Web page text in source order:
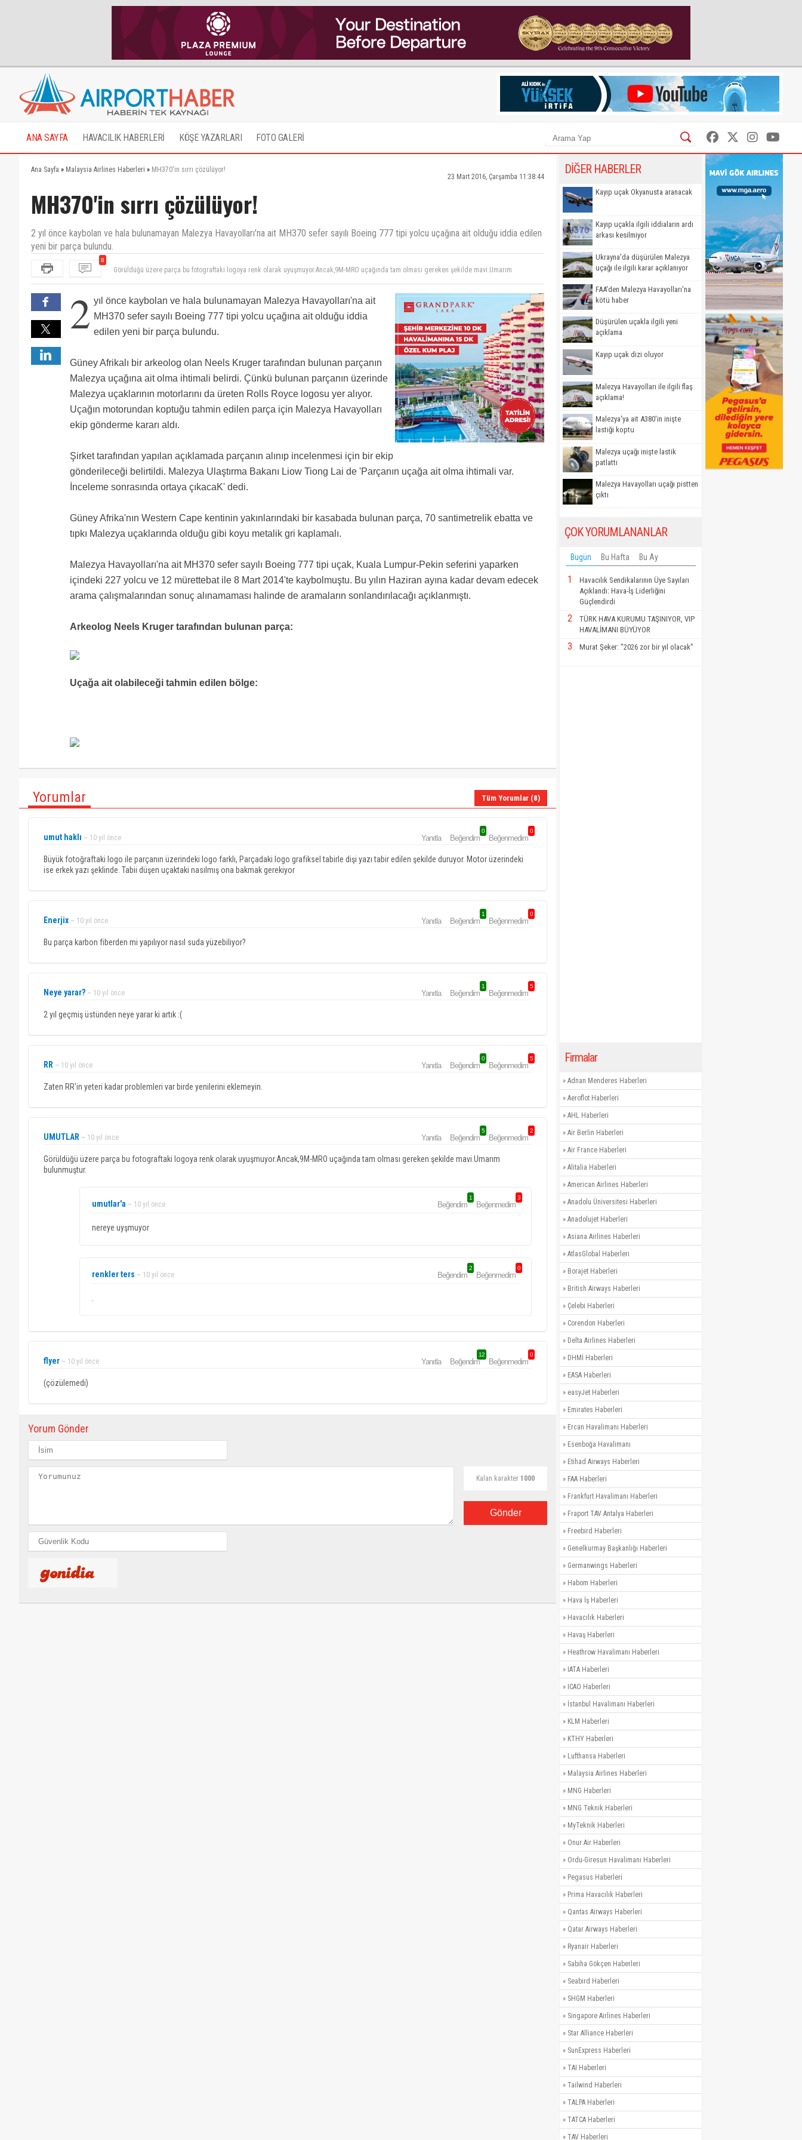
ANA SAYFA HAVACILIK HABERLERİ KÖŞE YAZARLARI FOTO GALERİ
Ana Sayfa » Malaysia Airlines Haberleri » MH370'in sırrı çözülüyor!
23 Mart 2016, Çarşamba 11:38:44
MH370'in sırrı çözülüyor!
2 yıl önce kaybolan ve hala bulunamayan Malezya Havayolları'na ait MH370 sefer sayılı Boeing 777 tipi yolcu uçağına ait olduğu iddia edilen
yeni bir parça bulundu.
8
bulunmuştur.
(çözülemedi)
Büyük fotoğraftaki logo ile parçanın üzerindeki logo farklı, Parçadaki logo grafiksel tabirle dişi yazı tabir edilen şekilde duruyor. Motor
2 yıl geçmiş üstünden neye yarar ki artık :(
Zaten RR'in yeteri kadar problemleri var birde yenilerini eklemeyin.
2 yıl önce kaybolan ve hala bulunamayan Malezya Havayolları'na ait
MH370 sefer sayılı Boeing 777 tipi yolcu uçağına ait olduğu iddia
edilen yeni bir parça bulundu.
Güney Afrikalı bir arkeolog olan Neels Kruger tarafından bulunan parçanın
Malezya uçağına ait olma ihtimali belirdi. Çünkü bulunan parçanın üzerinde
Malezya uçaklarının motorlarını da üreten Rolls Royce logosu yer alıyor.
Uçağın motorundan koptuğu tahmin edilen parça için Malezya Havayolları
ekip gönderme kararı aldı.
Şirket tarafından yapılan açıklamada parçanın alınıp incelenmesi için bir ekip
gönderileceği belirtildi. Malezya Ulaştırma Bakanı Liow Tiong Lai de 'Parçanın uçağa ait olma ihtimali var.
İnceleme sonrasında ortaya çıkacaK' dedi.
Güney Afrika'nın Western Cape kentinin yakınlarındaki bir kasabada bulunan parça, 70 santimetrelik ebatta ve
tıpkı Malezya uçaklarında olduğu gibi koyu metalik gri kaplamalı.
Malezya Havayolları'na ait MH370 sefer sayılı Boeing 777 tipi uçak, Kuala Lumpur-Pekin seferini yaparken
içindeki 227 yolcu ve 12 mürettebat ile 8 Mart 2014'te kaybolmuştu. Bu yılın Haziran ayına kadar devam edecek
arama çalışmalarından sonuç alınamaması halinde de aramaların sonlandırılacağı açıklanmıştı.
Arkeolog Neels Kruger tarafından bulunan parça:
Uçağa ait olabileceği tahmin edilen bölge:
Yorumlar Tüm Yorumlar (8)
umut haklı ~ 10 yıl önce Yanıtla Beğendim
0
Beğenmedim
0
Büyük fotoğraftaki logo ile parçanın üzerindeki logo farklı, Parçadaki logo grafiksel tabirle dişi yazı tabir edilen şekilde duruyor. Motor üzerindeki
ise erkek yazı şeklinde. Tabii düşen uçaktaki nasılmış ona bakmak gerekiyor
Enerjix ~ 10 yıl önce Yanıtla Beğendim
1
Beğenmedim
0
Bu parça karbon fiberden mi yapılıyor nasıl suda yüzebiliyor?
Neye yarar? ~ 10 yıl önce Yanıtla Beğendim
1
Beğenmedim
5
2 yıl geçmiş üstünden neye yarar ki artık :(
RR ~ 10 yıl önce Yanıtla Beğendim
0
Beğenmedim
5
Zaten RR'in yeteri kadar problemleri var birde yenilerini eklemeyin.
UMUTLAR ~ 10 yıl önce Yanıtla Beğendim
5
Beğenmedim
2
Görüldüğü üzere parça bu fotograftaki logoya renk olarak uyuşmuyor.Ancak,9M-MRO uçağında tam olması gereken şekilde mavi.Umarım
bulunmuştur.
umutlar'a ~ 10 yıl önce Beğendim
1
Beğenmedim
3
nereye uyşmuyor
renkler ters ~ 10 yıl önce Beğendim
2
Beğenmedim
0
flyer ~ 10 yıl önce Yanıtla Beğendim
12
Beğenmedim
0
(çözülemedi)
Yorum Gönder
Kalan karakter 1000
Gönder
DİĞER HABERLER
Kayıp uçak Okyanusta aranacak
Kayıp uçakla ilgili iddiaların ardı
arkası kesilmiyor
Ukrayna'da düşürülen Malezya
uçağı ile ilgili karar açıklanıyor
FAA'den Malezya Havayolları'na
kötü haber
Düşürülen uçakla ilgili yeni
açıklama
Kayıp uçak dizi oluyor
Malezya Havayolları ile ilgili flaş
açıklama!
Malezya'ya ait A380'in inişte
lastiği koptu
Malezya uçağı inişte lastik
patlattı
Malezya Havayolları uçağı pistten
çıktı
ÇOK YORUMLANANLAR
Bugün Bu Hafta Bu Ay
1
Havacılık Sendikalarının Üye Sayıları
Açıklandı: Hava-İş Liderliğini
Güçlendirdi
2
TÜRK HAVA KURUMU TAŞINIYOR, VIP
HAVALİMANI BÜYÜYOR
3 Murat Şeker: "2026 zor bir yıl olacak"
Firmalar
» Adnan Menderes Haberleri
» Aeroflot Haberleri
» AHL Haberleri
» Air Berlin Haberleri
» Air France Haberleri
» Alitalia Haberleri
» American Airlines Haberleri
» Anadolu Üniversitesi Haberleri
» Anadolujet Haberleri
» Asiana Airlines Haberleri
» AtlasGlobal Haberleri
» Borajet Haberleri
» British Airways Haberleri
» Çelebi Haberleri
» Corendon Haberleri
» Delta Airlines Haberleri
» DHMİ Haberleri
» EASA Haberleri
» easyJet Haberleri
» Emirates Haberleri
» Ercan Havalimanı Haberleri
» Esenboğa Havalimanı
» Etihad Airways Haberleri
» FAA Haberleri
» Frankfurt Havalimanı Haberleri
» Fraport TAV Antalya Haberleri
» Freebird Haberleri
» Genelkurmay Başkanlığı Haberleri
» Germanwings Haberleri
» Habom Haberleri
» Hava İş Haberleri
» Havacılık Haberleri
» Havaş Haberleri
» Heathrow Havalimanı Haberleri
» IATA Haberleri
» ICAO Haberleri
» İstanbul Havalimanı Haberleri
» KLM Haberleri
» KTHY Haberleri
» Lufthansa Haberleri
» Malaysia Airlines Haberleri
» MNG Haberleri
» MNG Teknik Haberleri
» MyTeknik Haberleri
» Onur Air Haberleri
» Ordu-Giresun Havalimanı Haberleri
» Pegasus Haberleri
» Prima Havacılık Haberleri
» Qantas Airways Haberleri
» Qatar Airways Haberleri
» Ryanair Haberleri
» Sabiha Gökçen Haberleri
» Seabird Haberleri
» SHGM Haberleri
» Singapore Airlines Haberleri
» Star Alliance Haberleri
» SunExpress Haberleri
» TAI Haberleri
» Tailwind Haberleri
» TALPA Haberleri
» TATCA Haberleri
» TAV Haberleri